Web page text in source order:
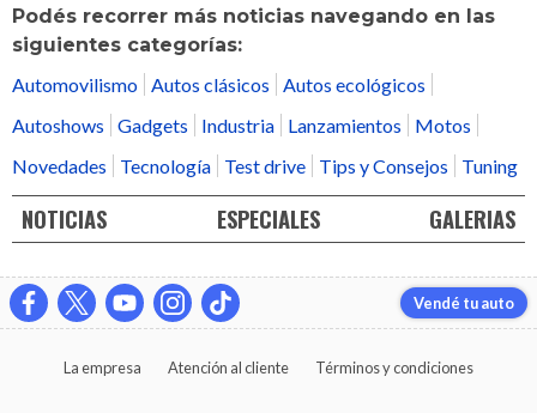
Podés recorrer más noticias navegando en las
siguientes categorías:
Automovilismo Autos clásicos
Autos ecológicos
Autoshows
Gadgets Industria Lanzamientos
Motos
Novedades
Tecnología Test drive Tips y Consejos Tuning
NOTICIAS ESPECIALES GALERIAS
Vendé tu auto
La empresa Atención al cliente Términos y condiciones